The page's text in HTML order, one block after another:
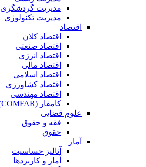
مدیریت گردشگری
مدیریت تکنولوژی
اقتصاد
اقتصاد کلان
اقتصاد صنعتی
اقتصاد انرژی
اقتصاد مالی
اقتصاد اسلامی
اقتصاد کشاورزی
اقتصاد مهندسی
کامفار (COMFAR)
علوم قضایی
فقه و حقوق
حقوق
آمار
آنالیز حساسیت
آمار و کاربردها